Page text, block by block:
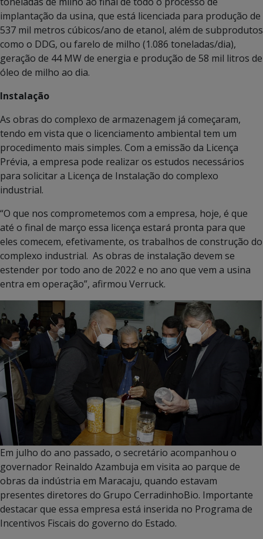
implantação da usina, que está licenciada para produção de
537 mil metros cúbicos/ano de etanol, além de subprodutos
como o DDG, ou farelo de milho (1.086 toneladas/dia),
geração de 44 MW de energia e produção de 58 mil litros de
óleo de milho ao dia.
Instalação
As obras do complexo de armazenagem já começaram,
tendo em vista que o licenciamento ambiental tem um
procedimento mais simples. Com a emissão da Licença
Prévia, a empresa pode realizar os estudos necessários
para solicitar a Licença de Instalação do complexo
industrial.
“O que nos comprometemos com a empresa, hoje, é que
até o final de março essa licença estará pronta para que
eles comecem, efetivamente, os trabalhos de construção do
complexo industrial. As obras de instalação devem se
estender por todo ano de 2022 e no ano que vem a usina
entra em operação”, afirmou Verruck.
Em julho do ano passado, o secretário acompanhou o
governador Reinaldo Azambuja em visita ao parque de
obras da indústria em Maracaju, quando estavam
presentes diretores do Grupo CerradinhoBio. Importante
destacar que essa empresa está inserida no Programa de
Incentivos Fiscais do governo do Estado.